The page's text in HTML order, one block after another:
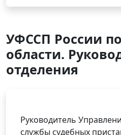
УФССП России
области.
отделения
Руководитель
службы судебных